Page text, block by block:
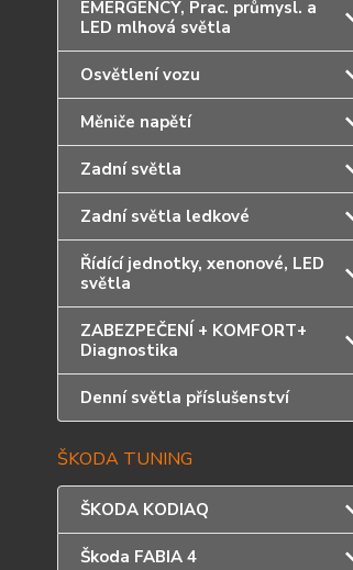
EMERGENCY, Prac. průmysl. a
LED mlhová světla
Osvětlení vozu
Měniče napětí
Zadní světla
Zadní světla ledkové
Řídící jednotky, xenonové, LED
světla
ZABEZPEČENÍ + KOMFORT+
Diagnostika
Denní světla příslušenství
ŠKODA TUNING
ŠKODA KODIAQ
Škoda FABIA 4